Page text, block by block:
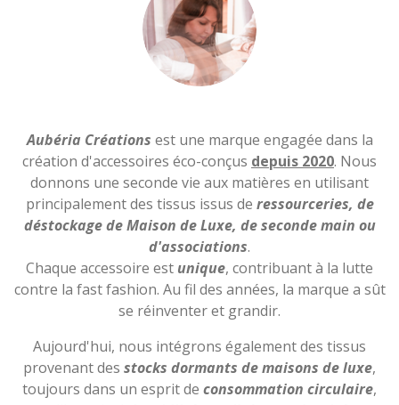
Aubéria Créations est une marque engagée dans la
création d'accessoires éco-conçus depuis 2020. Nous
donnons une seconde vie aux matières en utilisant
principalement des tissus issus de ressourceries, de
déstockage de Maison de Luxe, de seconde main ou
d'associations.
Chaque accessoire est unique, contribuant à la lutte
contre la fast fashion. Au fil des années, la marque a sût
se réinventer et grandir.
Aujourd'hui, nous intégrons également des tissus
provenant des stocks dormants de maisons de luxe,
toujours dans un esprit de consommation circulaire,